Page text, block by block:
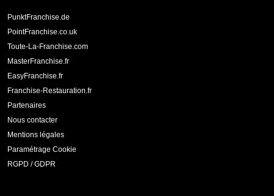
PunktFranchise.de
PointFranchise.co.uk
Toute-La-Franchise.com
MasterFranchise.fr
EasyFranchise.fr
Franchise-Restauration.fr
Partenaires
Nous contacter
Mentions légales
Paramétrage Cookie
RGPD / GDPR